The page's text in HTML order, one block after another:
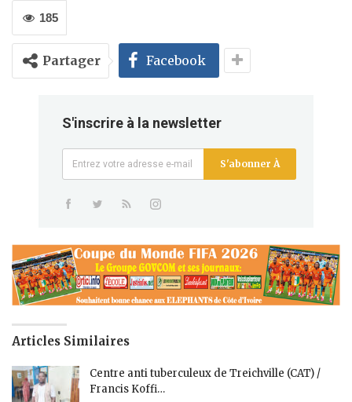
185
Partager Facebook
S'inscrire à la newsletter
S'abonner À
Articles Similaires
Centre anti tuberculeux de Treichville (CAT) /
Francis Koffi…